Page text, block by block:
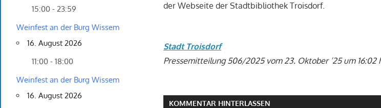
der Webseite der Stadtbibliothek Troisdorf.
Stadt Troisdorf
Pressemitteilung 506/2025 vom 23. Oktober ’25 um 16:02
KOMMENTAR HINTERLASSEN
15:00 - 23:59
Weinfest an der Burg Wissem
16. August 2026
11:00 - 18:00
Weinfest an der Burg Wissem
16. August 2026